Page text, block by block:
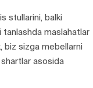
stullarini, balki
tanlashda maslahatlar
biz sizga mebellarni
asosida